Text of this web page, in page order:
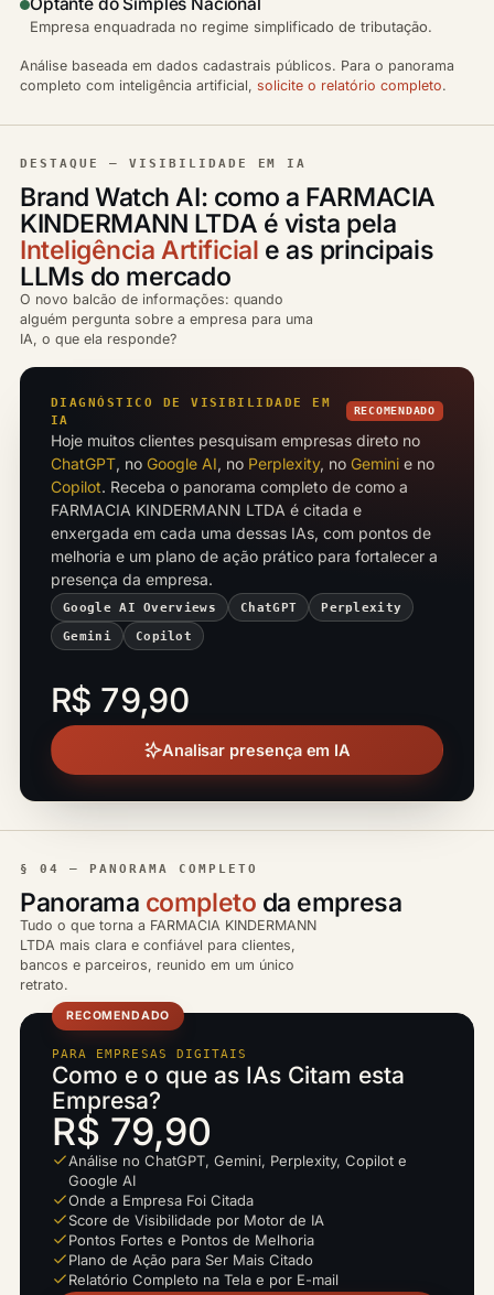
Empresa enquadrada no regime simplificado de tributação.
Análise baseada em dados cadastrais públicos. Para o panorama
completo com inteligência artificial, solicite o relatório completo.
DESTAQUE — VISIBILIDADE EM IA
Brand Watch AI: como a FARMACIA
KINDERMANN LTDA é vista pela
Inteligência Artificial e as principais
LLMs do mercado
O novo balcão de informações: quando
alguém pergunta sobre a empresa para uma
IA, o que ela responde?
DIAGNÓSTICO DE VISIBILIDADE EM
IA
RECOMENDADO
Hoje muitos clientes pesquisam empresas direto no
ChatGPT, no Google AI, no Perplexity, no Gemini e no
Copilot. Receba o panorama completo de como a
FARMACIA KINDERMANN LTDA é citada e
enxergada em cada uma dessas IAs, com pontos de
melhoria e um plano de ação prático para fortalecer a
presença da empresa.
Google AI Overviews ChatGPT Perplexity
Gemini Copilot
R$ 79,90
Analisar presença em IA
§ 04 — PANORAMA COMPLETO
Panorama completo da empresa
Tudo o que torna a FARMACIA KINDERMANN
LTDA mais clara e confiável para clientes,
bancos e parceiros, reunido em um único
retrato.
RECOMENDADO
PARA EMPRESAS DIGITAIS
Como e o que as IAs Citam esta
Empresa?
R$ 79,90
Análise no ChatGPT, Gemini, Perplexity, Copilot e
Google AI
Onde a Empresa Foi Citada
Score de Visibilidade por Motor de IA
Pontos Fortes e Pontos de Melhoria
Plano de Ação para Ser Mais Citado
Relatório Completo na Tela e por E-mail